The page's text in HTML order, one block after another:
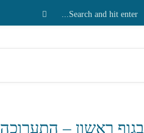
בגוף ראשון – התערוכה